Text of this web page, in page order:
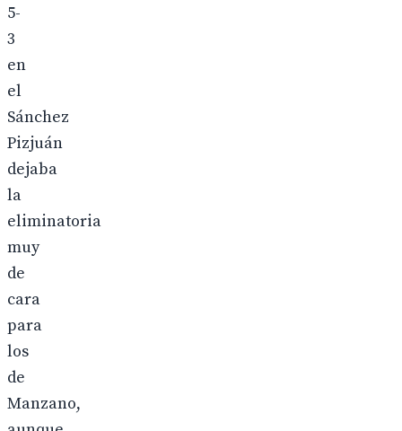
5-
3
en
el
Sánchez
Pizjuán
dejaba
la
eliminatoria
muy
de
cara
para
los
de
Manzano,